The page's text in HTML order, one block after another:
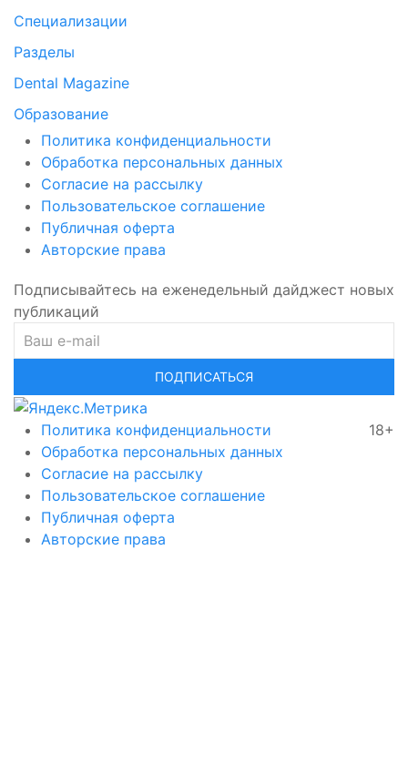
Специализации
Разделы
Dental Magazine
Образование
Политика конфиденциальности
Обработка персональных данных
Согласие на рассылку
Пользовательское соглашение
Публичная оферта
Авторские права
Подписывайтесь на еженедельный дайджест новых
публикаций
ПОДПИСАТЬСЯ
Политика конфиденциальности
Обработка персональных данных
Согласие на рассылку
Пользовательское соглашение
Публичная оферта
Авторские права
18+